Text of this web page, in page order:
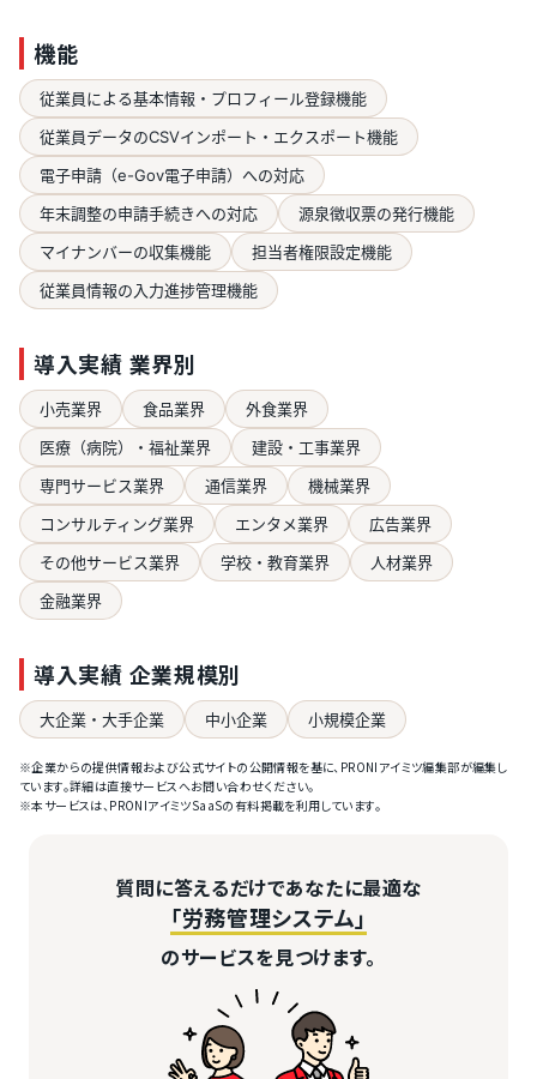
機能
従業員による基本情報・プロフィール登録機能
従業員データのCSVインポート・エクスポート機能
電子申請（e-Gov電子申請）への対応
年末調整の申請手続きへの対応
源泉徴収票の発行機能
マイナンバーの収集機能
担当者権限設定機能
従業員情報の入力進捗管理機能
導入実績 業界別
小売業界 食品業界
外食業界
医療（病院）・福祉業界
建設・工事業界
専門サービス業界
通信業界
機械業界
コンサルティング業界
エンタメ業界
広告業界
その他サービス業界
学校・教育業界
人材業界
金融業界
導入実績 企業規模別
大企業・大手企業 中小企業 小規模企業
※企業からの提供情報および公式サイトの公開情報を基に、PRONIアイミツ編集部が編集し
ています。詳細は直接サービスへお問い合わせください。
※本サービスは、PRONIアイミツSaaSの有料掲載を利用しています。
質問に答えるだけであなたに最適な
「労務管理システム」
のサービスを見つけます。